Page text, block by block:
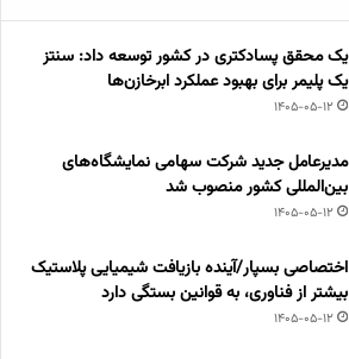
یک محقق پسادکتری در کشور توسعه داد: سنتز
یک پلیمر برای بهبود عملکرد ابرخازن‌ها
1405-05-12
مدیرعامل جدید شرکت سهامی نمایشگاه‌های
بین‌المللی کشور منصوب شد
1405-05-12
اختصاصی بسپار/آینده بازیافت شیمیایی پلاستیک
بیشتر از فناوری، به قوانین بستگی دارد
1405-05-12